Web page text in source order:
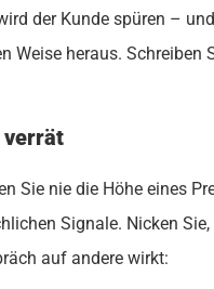
der Kunde spüren –
Weise heraus.
verrät
Sie nie die Höhe eines
Signale. Nicken
auf andere wirkt: